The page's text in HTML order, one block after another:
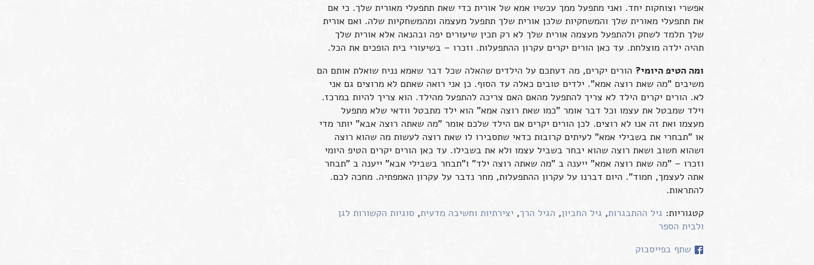
אפשרי וצוחקות יחד. ואני מתפעל ממך עכשיו אמא של אורית כדי שאת תתפעלי מאורית שלך. כי אם
את תתפעלי מאורית שלך והמשחקיות שלכן אורית שלך תתפעל מעצמה ומהמשחקיות שלה. ואם אורית
שלך תלמד לשחק ולהתפעל מעצמה אורית שלך לא רק תכין שיעורים יפה ובהנאה אלא אורית שלך
תהיה ילדה מוצלחת. עד כאן הורים יקרים עקרון ההתפעלות. וזכרו – בשיעורי בית הופכים את הכל.
ומה הטיפ היומי? הורים יקרים, מה דעתכם על הילדים שהאלה שכל דבר שאמא נניח שואלת אותם הם
משיבים "מה שאת רוצה אמא". ילדים טובים כאלה עד הסוף. כן אני רואה שאתם לא מרוצים גם אני
לא. הורים יקרים הילד לא צריך להתפעל מהאם האם צריכה להתפעל מהילד. הוא צריך להיות במרכז.
וילד שמבטל את עצמו וכל דבר אומר "כמו שאת רוצה אמא" הוא ילד מתבטל וודאי שלא מתפעל
מעצמו ואת זה אנו לא רוצים. לכן הורים יקרים אם הילד שלכם אומר "מה שאתה רוצה אבא" יותר מדי
או "תבחרי את בשבילי אמא" לעיתים קרובות כדאי שתסבירו לו שאת רוצה לעשות מה שהוא רוצה
ושהוא חשוב ושאת רוצה שהוא יבחר בשביל עצמו ולא את בשבילו. עד כאן הורים יקרים הטיפ היומי
וזכרו – "מה שאת רוצה אמא" ייענה ב "מה שאתה רוצה ילד" ו"תבחר בשבילי אבא" ייענה ב "תבחר
אתה לעצמך, חמוד". היום דברנו על עקרון ההתפעלות, מחר נדבר על עקרון האמפתיה. מחכה לכם.
להתראות.
קטגוריות: גיל ההתבגרות, גיל החביון, הגיל הרך, יצירתיות וחשיבה מדעית, סוגיות הקשורות לגן
ולבית הספר
שתף בפייסבוק